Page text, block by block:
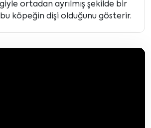
ortadan ayrılmış şekilde bir
köpeğin dişi olduğunu gösterir.